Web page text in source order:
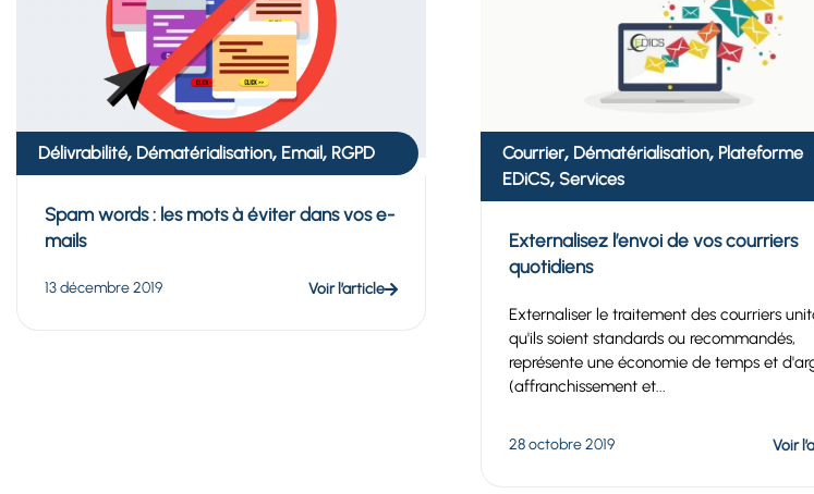
Délivrabilité, Dématérialisation, Email, RGPD
Spam words : les mots à éviter dans vos e-
mails
13 décembre 2019 Voir l’article
Courrier, Dématérialisation, Plateforme
EDiCS,Services
Externalisez l’envoi de vos courriers
quotidiens
Externaliser le traitement des courriers
qu'ils soient standards ou recommandés,
représente une économie de temps et
(affranchissement et...
28 octobre 2019 Voir